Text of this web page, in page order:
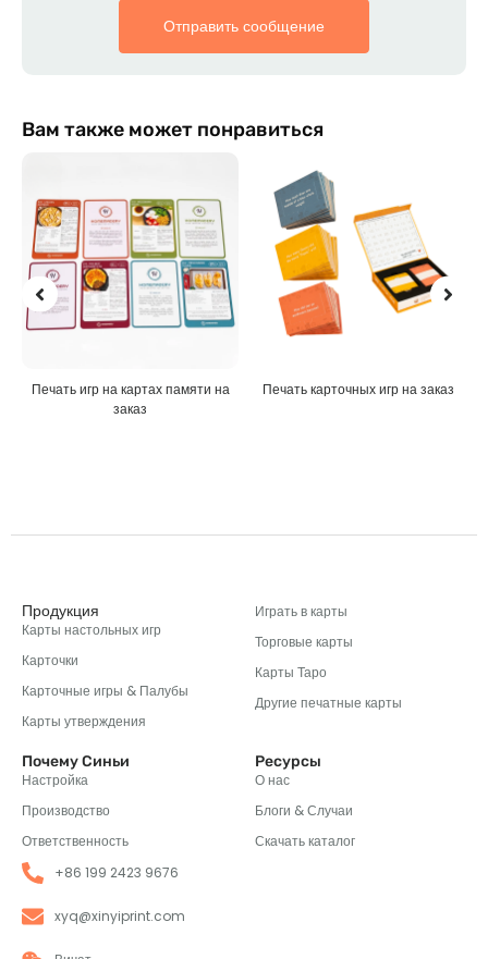
Отправить сообщение
Вам также может понравиться
Печать игр на картах памяти на
заказ
Печать карточных игр на заказ
Продукция
Карты настольных игр
Карточки
Карточные игры & Палубы
Карты утверждения
Играть в карты
Торговые карты
Карты Таро
Другие печатные карты
Почему Синьи
Настройка
Производство
Ответственность
Ресурсы
О нас
Блоги & Случаи
Скачать каталог
+86 199 2423 9676
xyq@xinyiprint.com